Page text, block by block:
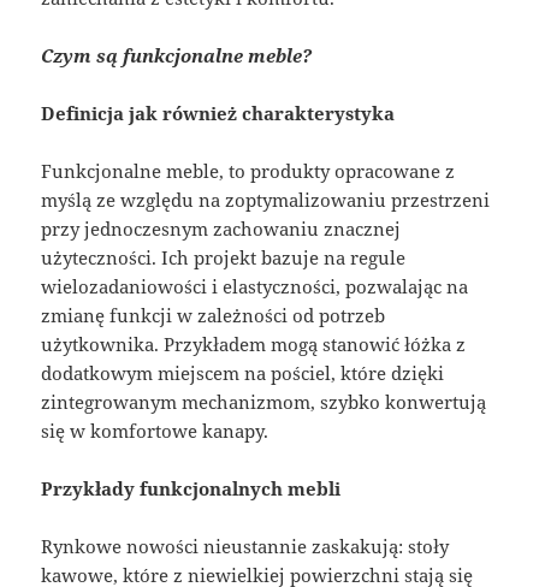
Czym są funkcjonalne meble?
Definicja jak również charakterystyka
Funkcjonalne meble, to produkty opracowane z
myślą ze względu na zoptymalizowaniu przestrzeni
przy jednoczesnym zachowaniu znacznej
użyteczności. Ich projekt bazuje na regule
wielozadaniowości i elastyczności, pozwalając na
zmianę funkcji w zależności od potrzeb
użytkownika. Przykładem mogą stanowić łóżka z
dodatkowym miejscem na pościel, które dzięki
zintegrowanym mechanizmom, szybko konwertują
się w komfortowe kanapy.
Przykłady funkcjonalnych mebli
Rynkowe nowości nieustannie zaskakują: stoły
kawowe, które z niewielkiej powierzchni stają się